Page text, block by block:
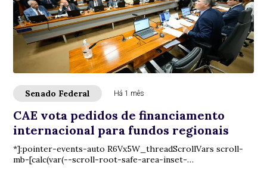
Senado Federal Há 1 mês
CAE vota pedidos de financiamento
internacional para fundos regionais
*]:pointer-events-auto R6Vx5W_threadScrollVars scroll-
mb-[calc(var(--scroll-root-safe-area-inset-